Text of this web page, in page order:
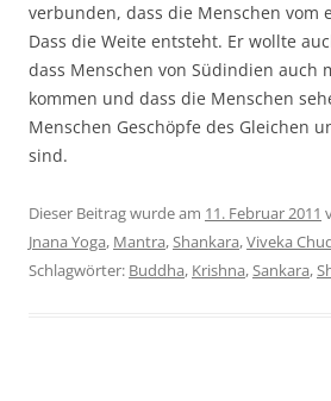
verbunden, dass die Menschen vom
Dass die Weite entsteht. Er wollte
dass Menschen von Südindien auch
kommen und dass die Menschen
Menschen Geschöpfe des Gleichen
sind.
Dieser Beitrag wurde am 11. Februar 2011
Jnana Yoga, Mantra,Shankara,Viveka
Schlagwörter: Buddha, Krishna,Sankara,